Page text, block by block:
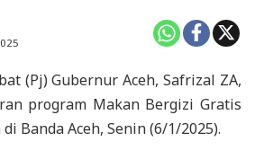
(Pj) Gubernur Aceh, Safrizal ZA,
program Makan Bergizi Gratis
Banda Aceh, Senin (6/1/2025).